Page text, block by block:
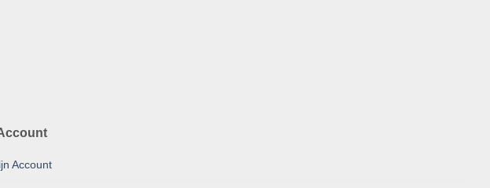
Account